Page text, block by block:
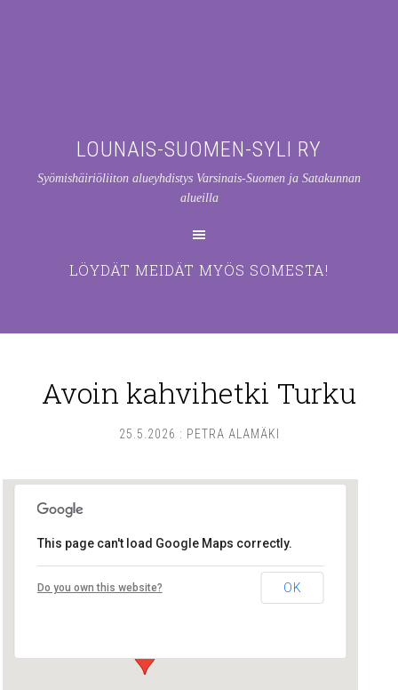
LOUNAIS-SUOMEN-SYLI RY
Syömishäiriöliiton alueyhdistys Varsinais-Suomen ja Satakunnan
alueilla
LÖYDÄT MEIDÄT MYÖS SOMESTA!
Avoin kahvihetki Turku
25.5.2026 : PETRA ALAMÄKI
Lounais-Suomen – SYLI ry
Maariankatu 8 D 104 - Turku
This page can't load Google Maps correctly.
Do you own this website? OK